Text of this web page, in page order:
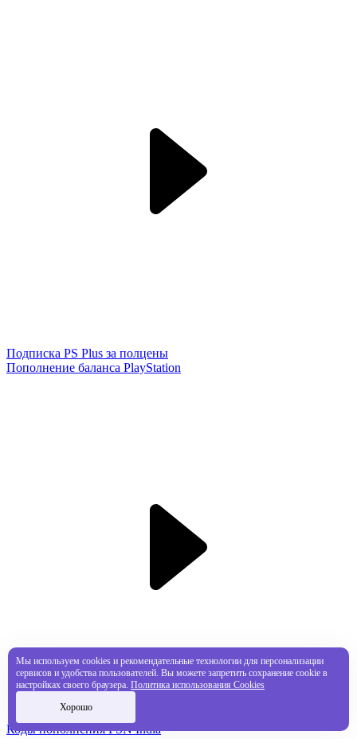
Подписка PS Plus за полцены
Пополнение баланса PlayStation
Коды пополнения PSN India
Мы используем cookies и рекомендательные технологии для персонализации
сервисов и удобства пользователей. Вы можете запретить сохранение cookie в
настройках своего браузера. Политика использования Cookies
Хорошо